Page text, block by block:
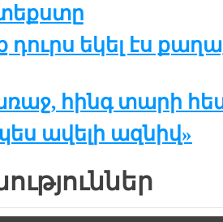
դուրս եկել էս
հինգ տարի
ավելի ազնիվ»